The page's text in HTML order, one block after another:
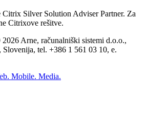
Silver Solution Adviser Partner. Za
Citrixove rešitve.
Arne, računalniški sistemi d.o.o.,
tel. +386 1 561 03 10, e.
Mobile. Media.